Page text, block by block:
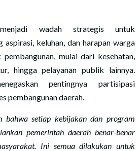
wadah strategis untuk
aspirasi, keluhan, dan harapan warga
mulai dari kesehatan,
hingga pelayanan publik lainnya.
pentingnya partisipasi
pembangunan daerah.
bahwa setiap kebijakan dan program
pemerintah daerah benar-benar
Ini semua dilakukan untuk